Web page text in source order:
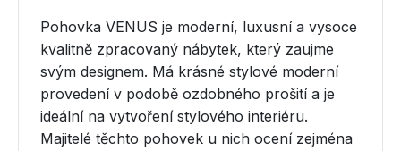
Pohovka VENUS je moderní, luxusní a vysoce
kvalitně zpracovaný nábytek, který zaujme
svým designem. Má krásné stylové moderní
provedení v podobě ozdobného prošití a je
ideální na vytvoření stylového interiéru.
Majitelé těchto pohovek u nich ocení zejména